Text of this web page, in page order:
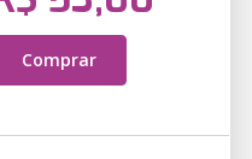
Comprar